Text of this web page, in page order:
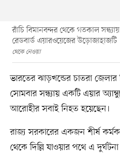
রাঁচি বিমানবন্দর থেকে গতকাল
রেডবার্ড এয়ারওয়েজের উড়োজাহাজটি
থেকে নেওয়া
ভারতের ঝাড়খন্ডের চাতরা
সোমবার সন্ধ্যায় একটি এয়ার
আরোহীর সবাই নিহত হয়েছেন।
রাজ্য সরকারের একজন শীর্ষ
থেকে দিল্লি যাওয়ার পথে এ